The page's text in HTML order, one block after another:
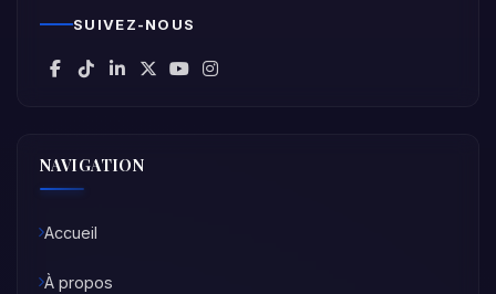
SUIVEZ-NOUS
NAVIGATION
Accueil
À propos